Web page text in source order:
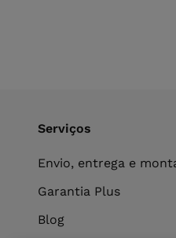
Serviços
Envio, entrega e
Garantia Plus
Blog